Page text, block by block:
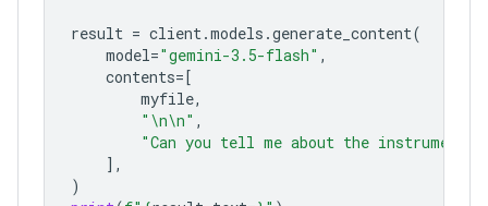
result = client.models .generate_content(
model="gemini-3.5-flash" ,
contents=[
myfile,
" \n\n" ,
"Can you tell me about the
],
)